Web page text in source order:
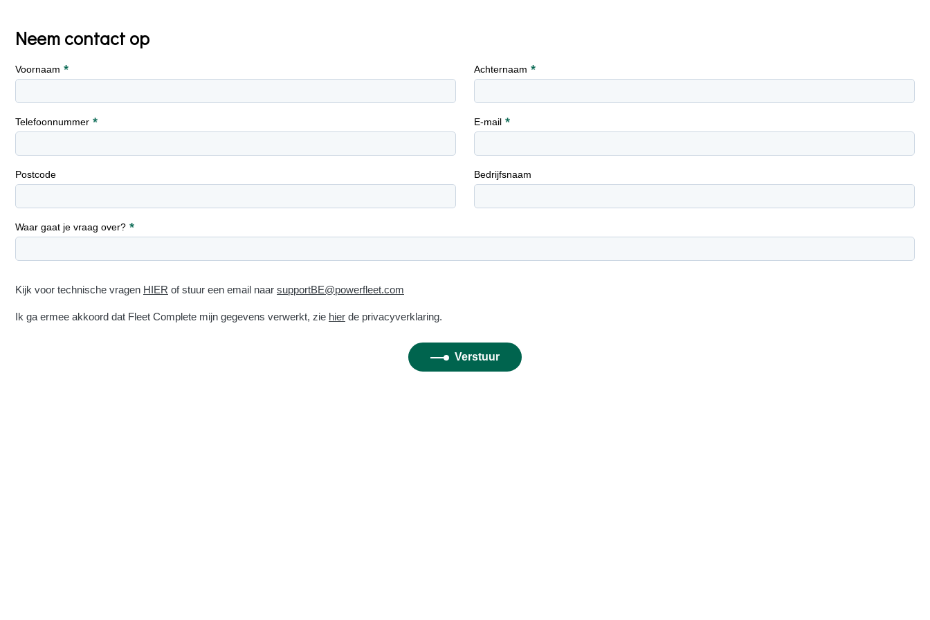
Neem contact op
Voornaam Achternaam
Telefoonnummer E-mail
Postcode Bedrijfsnaam
Waar gaat je vraag over?
Kijk voor technische vragen HIER of stuur een email naar supportBE@powerfleet.com
Ik ga ermee akkoord dat Fleet Complete mijn gegevens verwerkt, zie hier de privacyverklaring.
Verstuur